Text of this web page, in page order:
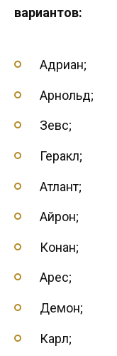
вариантов:
Адриан;
Арнольд;
Зевс;
Геракл;
Атлант;
Айрон;
Конан;
Арес;
Демон;
Карл;